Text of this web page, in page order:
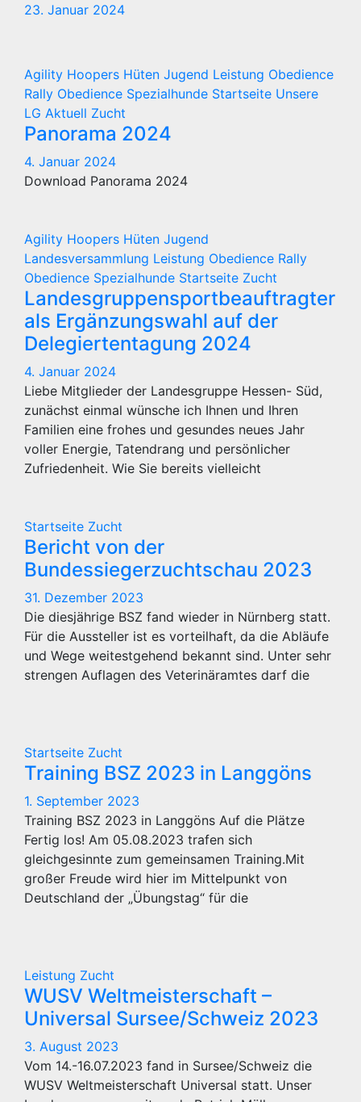
23. Januar 2024
Agility Hoopers Hüten Jugend Leistung Obedience
Rally Obedience Spezialhunde Startseite Unsere
LG Aktuell Zucht
Panorama 2024
4. Januar 2024
Download Panorama 2024
Agility Hoopers Hüten Jugend
Landesversammlung Leistung Obedience Rally
Obedience Spezialhunde Startseite Zucht
Landesgruppensportbeauftragter
als Ergänzungswahl auf der
Delegiertentagung 2024
4. Januar 2024
Liebe Mitglieder der Landesgruppe Hessen- Süd,
zunächst einmal wünsche ich Ihnen und Ihren
Familien eine frohes und gesundes neues Jahr
voller Energie, Tatendrang und persönlicher
Zufriedenheit. Wie Sie bereits vielleicht
Startseite Zucht
Bericht von der
Bundessiegerzuchtschau 2023
31. Dezember 2023
Die diesjährige BSZ fand wieder in Nürnberg statt.
Für die Aussteller ist es vorteilhaft, da die Abläufe
und Wege weitestgehend bekannt sind. Unter sehr
strengen Auflagen des Veterinäramtes darf die
Startseite Zucht
Training BSZ 2023 in Langgöns
1. September 2023
Training BSZ 2023 in Langgöns Auf die Plätze
Fertig los! Am 05.08.2023 trafen sich
gleichgesinnte zum gemeinsamen Training.Mit
großer Freude wird hier im Mittelpunkt von
Deutschland der „Übungstag“ für die
Leistung Zucht
WUSV Weltmeisterschaft –
Universal Sursee/Schweiz 2023
3. August 2023
Vom 14.-16.07.2023 fand in Sursee/Schweiz die
WUSV Weltmeisterschaft Universal statt. Unser